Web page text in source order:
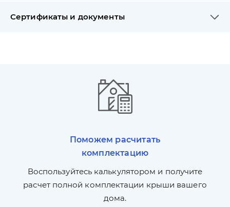
Сертификаты и документы
Поможем расчитать
комплектацию
Воспользуйтесь калькулятором и получите
расчет полной комплектации крыши вашего
дома.